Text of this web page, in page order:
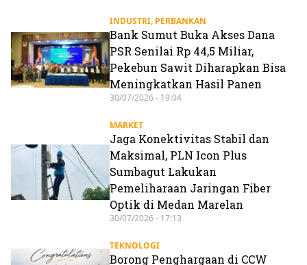
INDUSTRI, PERBANKAN
Bank Sumut Buka Akses Dana
PSR Senilai Rp 44,5 Miliar,
Pekebun Sawit Diharapkan Bisa
Meningkatkan Hasil Panen
30/07/2026 - 19:04
MARKET
Jaga Konektivitas Stabil dan
Maksimal, PLN Icon Plus
Sumbagut Lakukan
Pemeliharaan Jaringan Fiber
Optik di Medan Marelan
30/07/2026 - 17:13
TEKNOLOGI
Borong Penghargaan di CCW